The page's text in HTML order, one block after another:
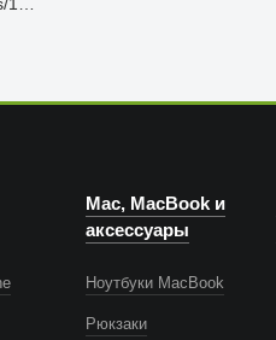
Mac, MacBook и
аксессуары
Ноутбуки MacBook
Рюкзаки